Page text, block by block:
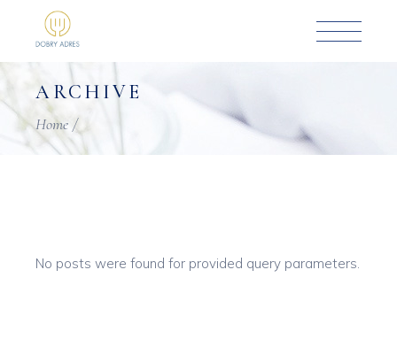
content
ARCHIVE
Home
No posts were found for provided query parameters.